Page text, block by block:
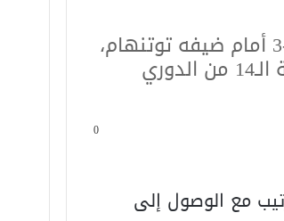
سقط مانشستر سيتي، حامل اللقب، في فخ التعادل 3-3 أمام ضيفه توتنهام،
في مباراة مثيرة جمعت الفريقين يوم الأحد في المرحلة الـ14 من الدوري
0
مع الوصول إلى